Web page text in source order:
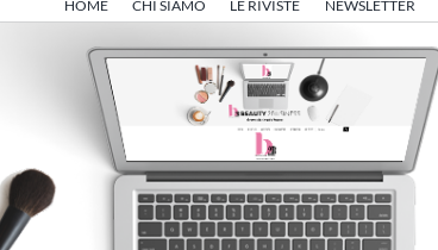
HOME CHI SIAMO LE RIVISTE NEWSLETTER